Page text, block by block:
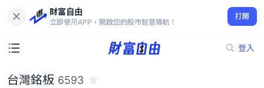
財富自由
立即使用APP，開啟您的股市智慧導航！
打開
登入
32.25
-1.07%
台灣銘板 6593